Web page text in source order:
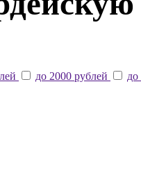
до 2000 рублей